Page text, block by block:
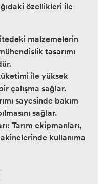
özellikleri ile
malzemelerin
tasarımı
ile yüksek
çalışma sağlar.
sayesinde bakım
sağlar.
Tarım ekipmanları,
kullanıma